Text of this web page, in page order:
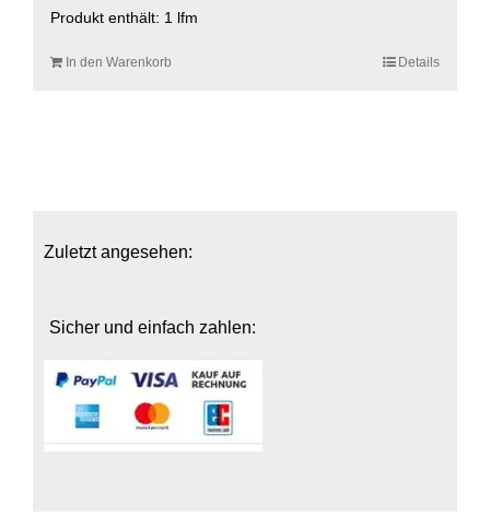
Produkt enthält: 1 lfm
In den Warenkorb Details
Zuletzt angesehen:
Sicher und einfach zahlen: